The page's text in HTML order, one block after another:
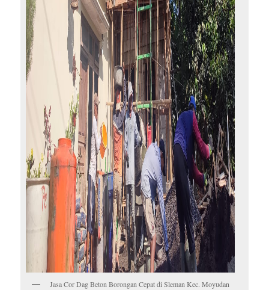
Jasa Cor Dag Beton Borongan Cepat di Sleman Kec. Moyudan